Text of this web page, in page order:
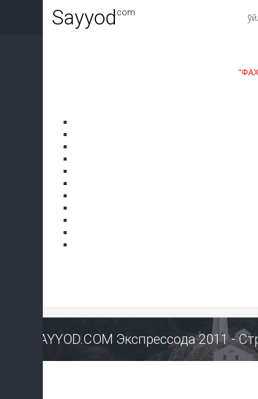
Sayyod.com
SAYYOD.COM Экспрессода 2011 -